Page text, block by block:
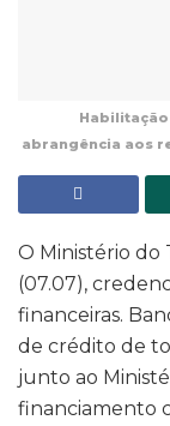
abrangência aos
O Ministério do
(07.07),
financeiras.
de crédito de
junto ao
financiamento